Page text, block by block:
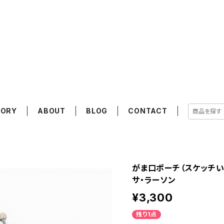
ABOUT BLOG CONTACT
がま口ポーチ（スケッ
サ・ラーソン
¥3,300
残り1点